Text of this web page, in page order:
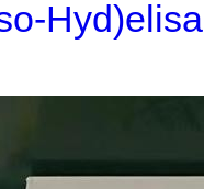
Hyd)elisa